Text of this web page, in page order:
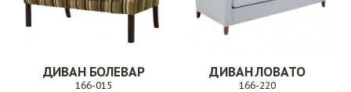
ДИВАН БОЛЕВАР
166-015
ДИВАН ЛОВАТО
166-220